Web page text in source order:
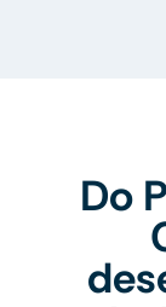
Do